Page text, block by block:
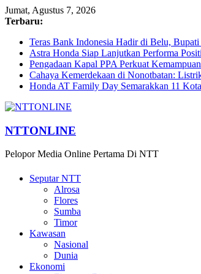
Jumat, Agustus 7, 2026
Terbaru:
Teras Bank Indonesia Hadir di Belu,
Astra Honda Siap Lanjutkan Performa
Pengadaan Kapal PPA Perkuat
Cahaya Kemerdekaan di Nonotbatan:
Honda AT Family Day Semarakkan 11
NTTONLINE
Pelopor Media Online Pertama Di NTT
Seputar NTT
Alrosa
Flores
Sumba
Timor
Kawasan
Nasional
Dunia
Ekonomi